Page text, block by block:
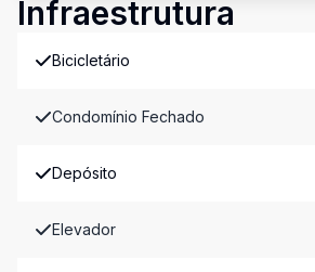
Infraestrutura
Bicicletário
Condomínio Fechado
Depósito
Elevador